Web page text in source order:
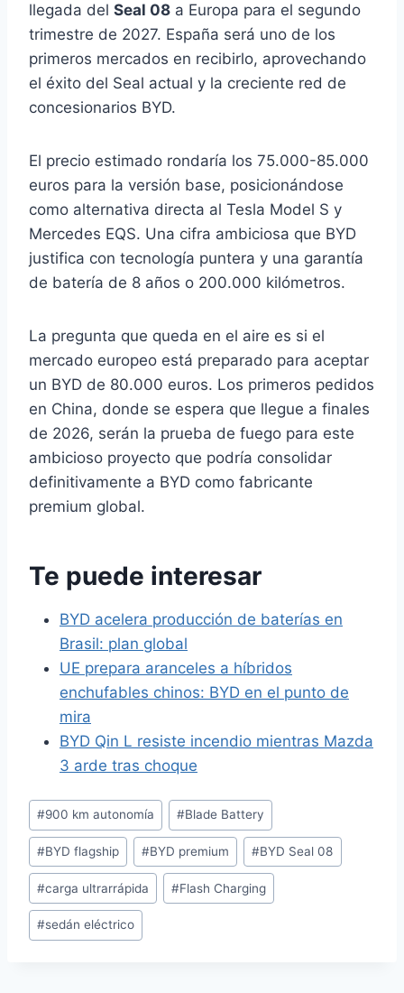
llegada del Seal 08 a Europa para el segundo
trimestre de 2027. España será uno de los
primeros mercados en recibirlo, aprovechando
el éxito del Seal actual y la creciente red de
concesionarios BYD.
El precio estimado rondaría los 75.000-85.000
euros para la versión base, posicionándose
como alternativa directa al Tesla Model S y
Mercedes EQS. Una cifra ambiciosa que BYD
justifica con tecnología puntera y una garantía
de batería de 8 años o 200.000 kilómetros.
La pregunta que queda en el aire es si el
mercado europeo está preparado para aceptar
un BYD de 80.000 euros. Los primeros pedidos
en China, donde se espera que llegue a finales
de 2026, serán la prueba de fuego para este
ambicioso proyecto que podría consolidar
definitivamente a BYD como fabricante
premium global.
Te puede interesar
BYD acelera producción de baterías en
Brasil: plan global
UE prepara aranceles a híbridos
enchufables chinos: BYD en el punto de
mira
BYD Qin L resiste incendio mientras Mazda
3 arde tras choque
Etiquetas
de
la
entrada:
#900 km autonomía #Blade Battery
#BYD flagship #BYD premium #BYD Seal 08
#carga ultrarrápida #Flash Charging
#sedán eléctrico